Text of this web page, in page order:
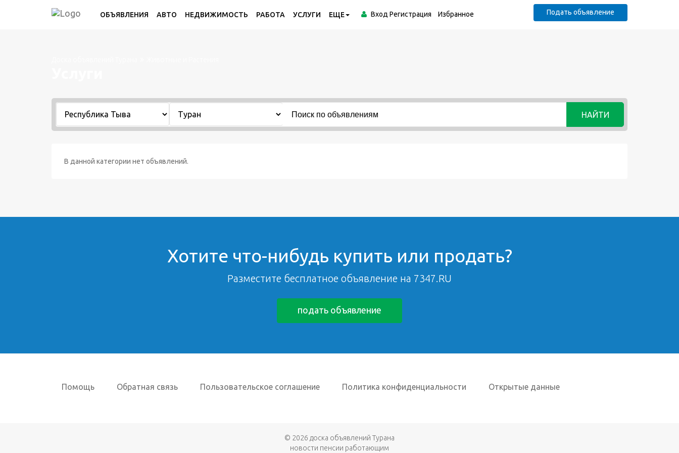
ОБЪЯВЛЕНИЯ АВТО НЕДВИЖИМОСТЬ РАБОТА УСЛУГИ ЕЩЕ Вход Регистрация Избранное Подать объявление
НАЙТИ
В данной категории нет объявлений.
Хотите что-нибудь купить или продать?
Разместите бесплатное объявление на 7347.RU
подать объявление
Помощь Обратная связь Пользовательское соглашение Политика конфиденциальности Открытые данные
© 2026 доска объявлений Турана
новости пенсии работающим